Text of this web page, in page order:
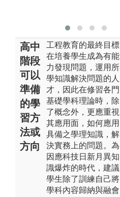
高中
階段
可以
準備
的學
習方
法或
方向
工程教育的最終目標
在培養學生成為有能
力發現問題，運用所
學知識解決問題的人
才，因此在修習各門
基礎學科理論時，除
了概念外，更應重視
其應用面，如何應用
具備之學理知識，解
決實務上的問題。為
因應科技日新月異知
識爆炸的時代，建議
學生除了訓練自己將
學科內容歸納與融會